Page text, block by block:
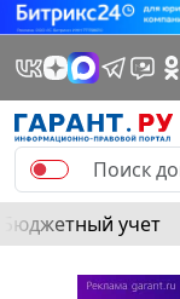
Бюджетный учет